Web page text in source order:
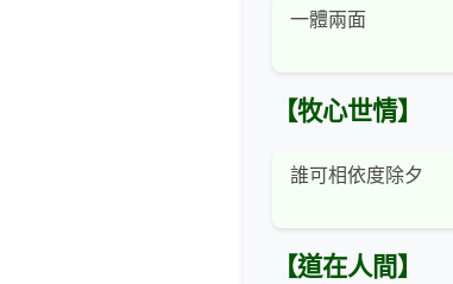
一體兩面
【牧心世情】
誰可相依度除夕
【道在人間】